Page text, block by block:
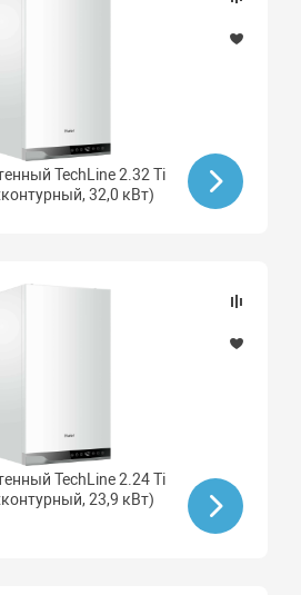
TechLine 2.32 Ti
32,0 кВт)
TechLine 2.24 Ti
23,9 кВт)